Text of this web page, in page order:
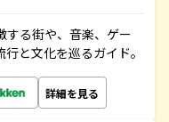
する街や、音楽、ゲー
と文化を巡るガイド。
詳細を見る